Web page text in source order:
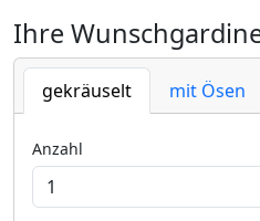
Ihre
gekräuselt mit Ösen
Anzahl